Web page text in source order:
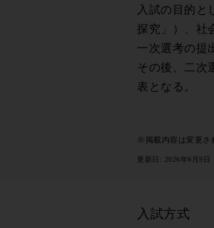
入試の目的と
探究」）、社
一次選考の提
その後、二次
表となる。
※掲載内容は変更さ
更新日: 2026年6月9日
入試方式